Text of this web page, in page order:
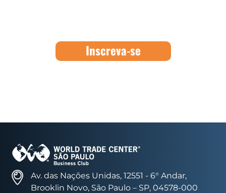
Inscreva-se
Av. das Nações Unidas, 12551 - 6° Andar,
Brooklin Novo, São Paulo – SP, 04578-000